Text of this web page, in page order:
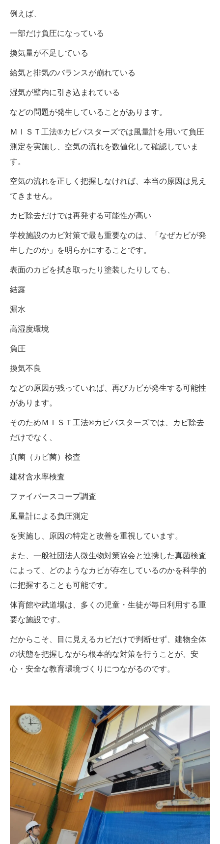
例えば、
一部だけ負圧になっている
換気量が不足している
給気と排気のバランスが崩れている
湿気が壁内に引き込まれている
などの問題が発生していることがあります。
ＭＩＳＴ工法®カビバスターズでは風量計を用いて負圧
測定を実施し、空気の流れを数値化して確認していま
す。
空気の流れを正しく把握しなければ、本当の原因は見え
てきません。
カビ除去だけでは再発する可能性が高い
学校施設のカビ対策で最も重要なのは、「なぜカビが発
生したのか」を明らかにすることです。
表面のカビを拭き取ったり塗装したりしても、
結露
漏水
高湿度環境
負圧
換気不良
などの原因が残っていれば、再びカビが発生する可能性
があります。
そのためＭＩＳＴ工法®カビバスターズでは、カビ除去
だけでなく、
真菌（カビ菌）検査
建材含水率検査
ファイバースコープ調査
風量計による負圧測定
を実施し、原因の特定と改善を重視しています。
また、一般社団法人微生物対策協会と連携した真菌検査
によって、どのようなカビが存在しているのかを科学的
に把握することも可能です。
体育館や武道場は、多くの児童・生徒が毎日利用する重
要な施設です。
だからこそ、目に見えるカビだけで判断せず、建物全体
の状態を把握しながら根本的な対策を行うことが、安
心・安全な教育環境づくりにつながるのです。